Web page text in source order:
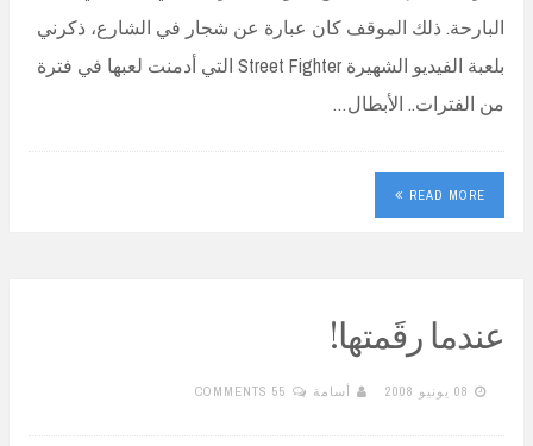
البارحة. ذلك الموقف كان عبارة عن شجار في الشارع، ذكرني
بلعبة الفيديو الشهيرة Street Fighter التي أدمنت لعبها في فترة
من الفترات.. الأبطال…
READ MORE
عندما رقَمتها!
08 يونيو 2008 أسامة 55 COMMENTS